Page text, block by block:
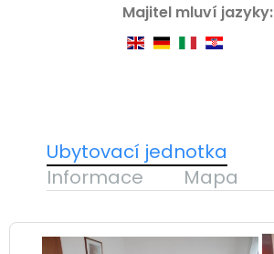
Majitel mluví jazyky:
Ubytovací jednotka
Informace
Mapa